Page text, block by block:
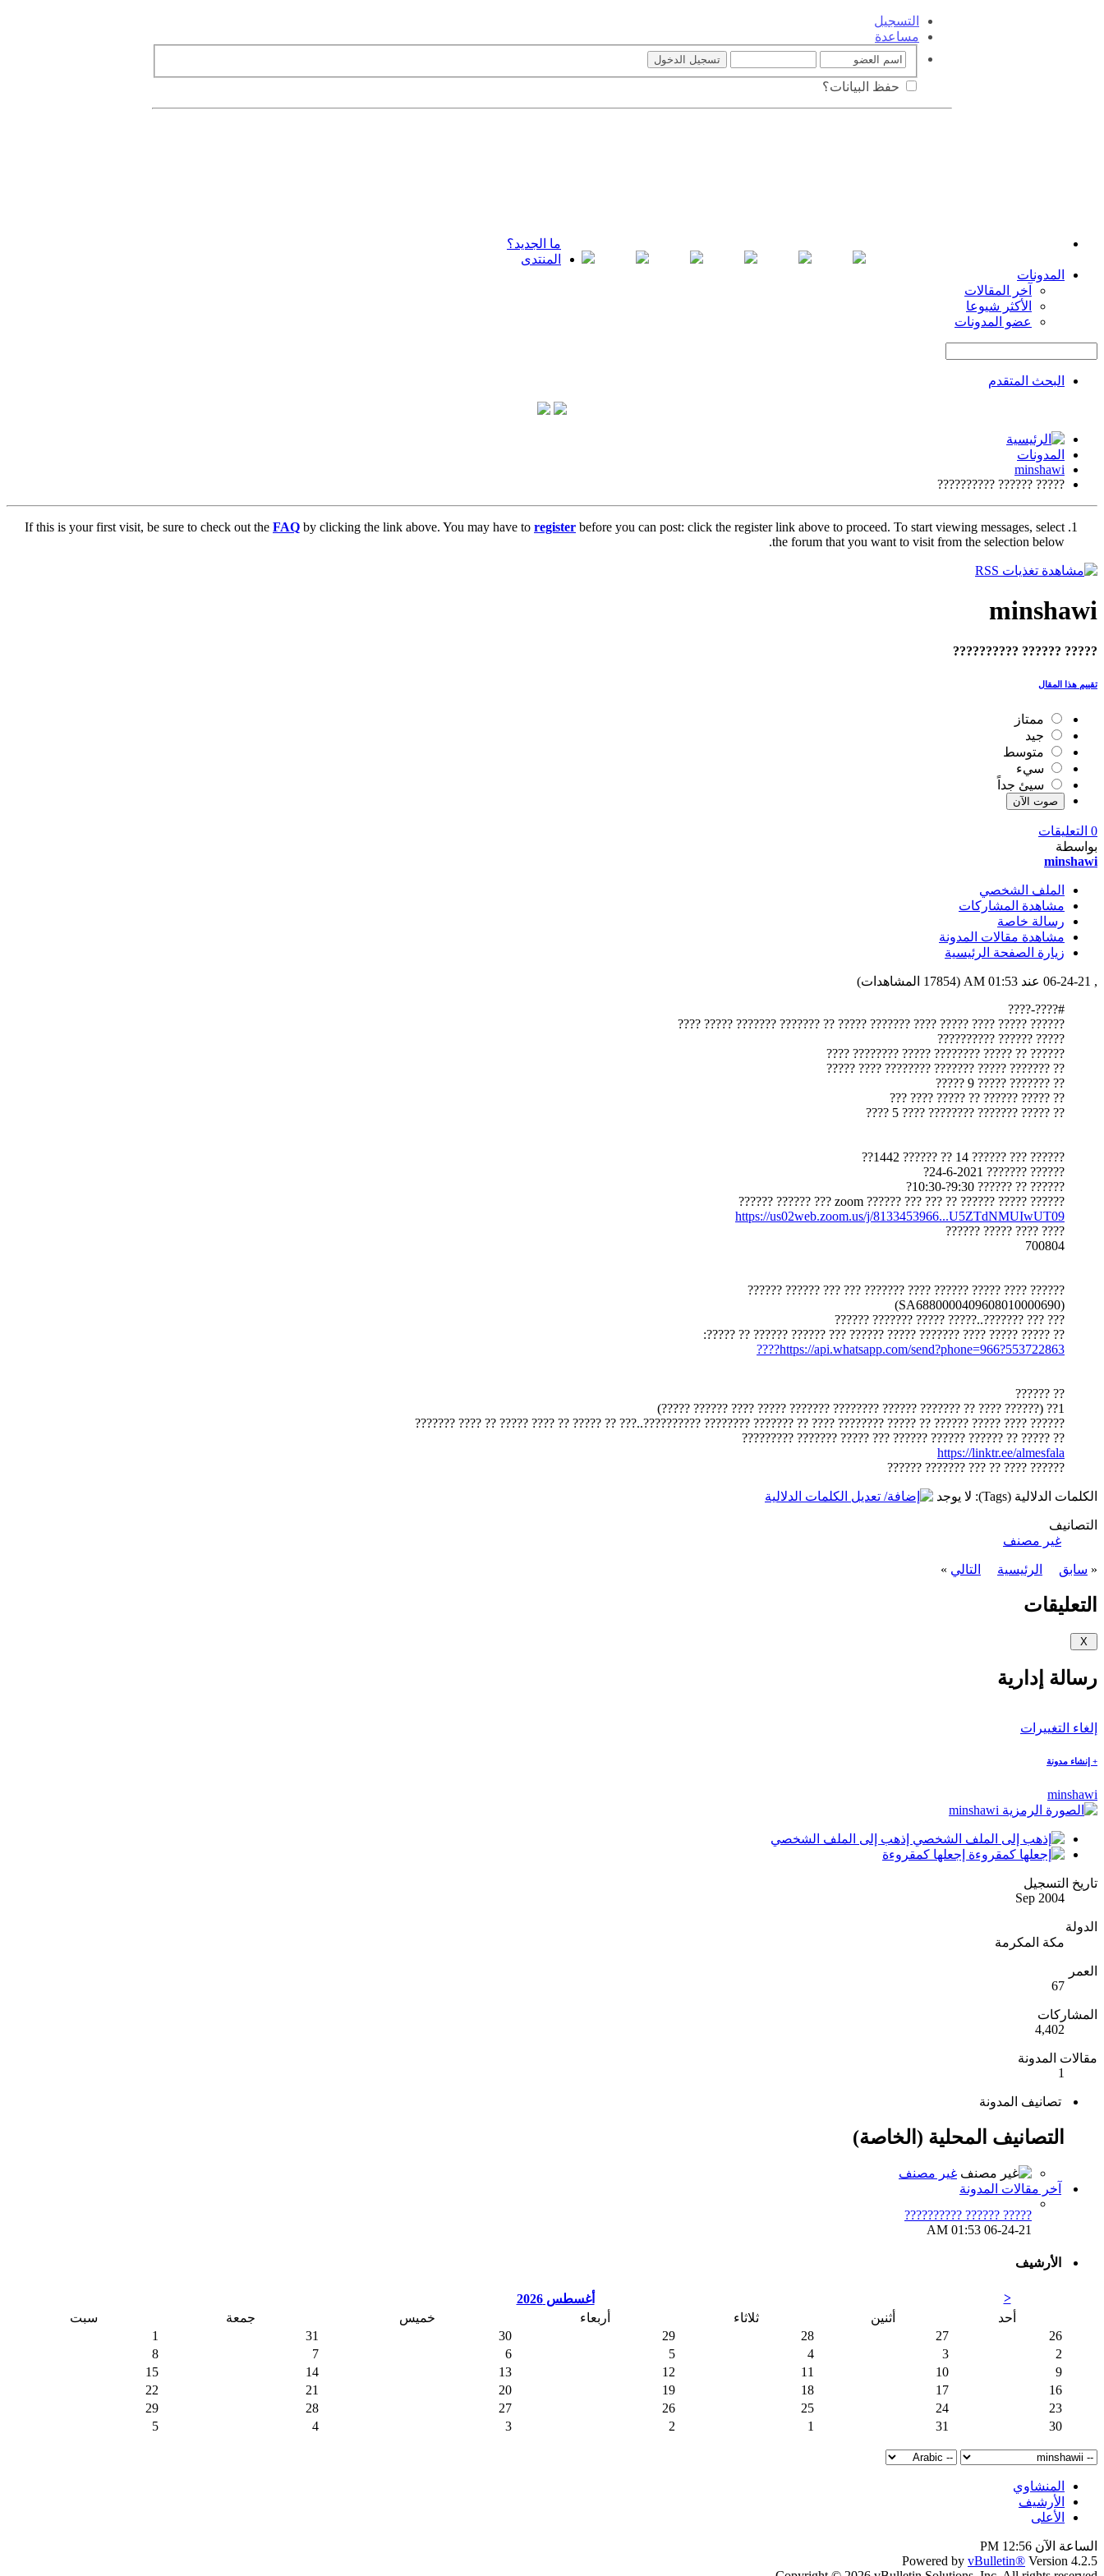
التسجيل
مساعدة
حفظ البيانات؟
ما الجديد؟
المنتدى
المدونات
آخر المقالات
الأكثر شيوعا
عضو المدونات
البحث المتقدم
المدونات
minshawi
????? ?????? ??????????
If this is your first visit, be sure to check out the FAQ by clicking the link above. You may have to register before you can post: click the register link above to proceed. To start viewing messages, select
the forum that you want to visit from the selection below.
minshawi
????? ?????? ??????????
تقييم هذا المقال
ممتاز
جيد
متوسط
سيء
سيئ جداً
0 التعليقات
بواسطة
minshawi
الملف الشخصي
مشاهدة المشاركات
رسالة خاصة
مشاهدة مقالات المدونة
زيارة الصفحة الرئيسية
, 06-24-21 عند 01:53 AM (17854 المشاهدات)
#????-????
?????? ????? ???? ????? ???? ??????? ????? ?? ??????? ??????? ????? ????
????? ?????? ??????????
?????? ?? ????? ???????? ????? ???????? ????
?? ??????? ????? ??????? ???????? ???? ?????
?? ??????? ????? 9 ?????
?? ????? ?????? ?? ????? ???? ???
?? ????? ??????? ???????? ???? 5 ????
?????? ??? ?????? 14 ?? ?????? 1442??
?????? ??????? 24-6-2021?
?????? ?? ?????? 9:30?-10:30?
?????? ????? ?????? ?? ??? ??? ?????? zoom ??? ?????? ??????
https://us02web.zoom.us/j/8133453966...U5ZTdNMUIwUT09
???? ???? ????? ??????
700804
?????? ???? ????? ?????? ???? ??????? ??? ??? ?????? ??????
(SA6880000409608010000690)
??? ??? ???????..????? ????? ??????? ??????
?? ????? ????? ???? ??????? ????? ?????? ??? ?????? ?????? ?? ?????:
https://api.whatsapp.com/send?phone=966?553722863????
?? ??????
1?? (?????? ???? ?? ??????? ?????? ???????? ??????? ????? ???? ?????? ?????)
?????? ???? ????? ?????? ?? ????? ???????? ???? ?? ??????? ???????? ??????????..??? ?? ????? ?? ???? ????? ?? ???? ???????
?? ????? ?? ?????? ?????? ?????? ??? ????? ??????? ?????????
https://linktr.ee/almesfala
?????? ???? ?? ??? ??????? ??????
الكلمات الدلالية (Tags): لا يوجد
التصانيف
غير مصنف
« سابق الرئيسية التالي »
التعليقات
رسالة إدارية
إلغاء التغييرات
+ إنشاء مدونة
minshawi
إذهب إلى الملف الشخصي
إجعلها كمقروءة
تاريخ التسجيل
Sep 2004
الدولة
مكة المكرمة
العمر
67
المشاركات
4,402
مقالات المدونة
1
تصانيف المدونة
التصانيف المحلية (الخاصة)
غير مصنف
آخر مقالات المدونة
????? ?????? ??????????
06-24-21
01:53 AM
الأرشيف
<
أغسطس 2026
أحد
أثنين ثلاثاء أربعاء خميس جمعة
سبت
26
27
28
29
30
31
1
2
3
4
5
6
7
8
9
10
11
12
13
14
15
16
17
18
19
20
21
22
23
24
25
26
27
28
29
30
31
1
2
3
4
5
المنشاوي
الأرشيف
الأعلى
الساعة الآن 12:56 PM
Powered by vBulletin® Version 4.2.5